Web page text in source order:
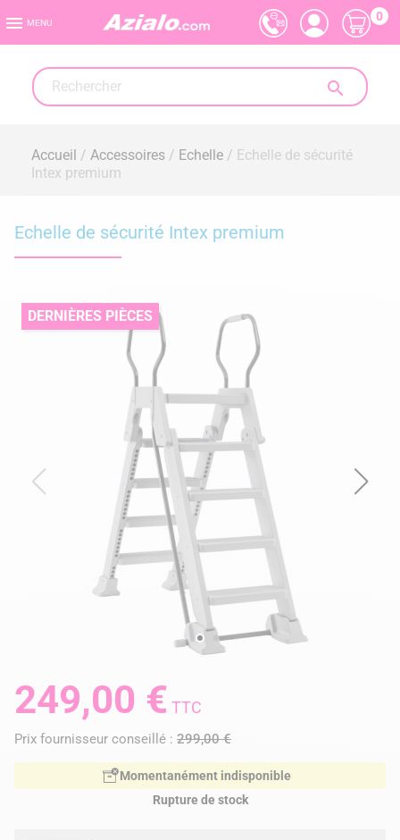
 MENU

0
Accueil Accessoires Echelle
Echelle de sécurité
Intex premium
Echelle de sécurité Intex premium
DERNIÈRES PIÈCES
249,00 € TTC
Prix fournisseur conseillé : 299,00 €
Momentanément indisponible
Rupture de stock